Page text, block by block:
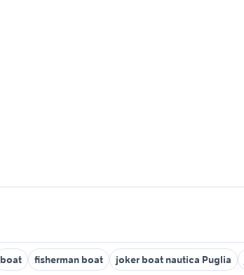
boat fisherman boat joker boat nautica Puglia